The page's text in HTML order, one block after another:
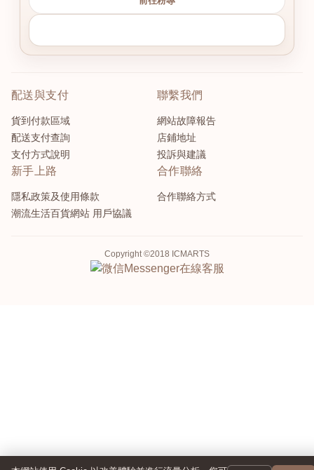
配送與支付
貨到付款區域
配送支付查詢
支付方式說明
聯繫我們
網站故障報告
店鋪地址
投訴與建議
新手上路
隱私政策及使用條款
潮流生活百貨網站 用戶協議
合作聯絡
合作聯絡方式
Copyright ©2018 ICMARTS
Messenger在線客服